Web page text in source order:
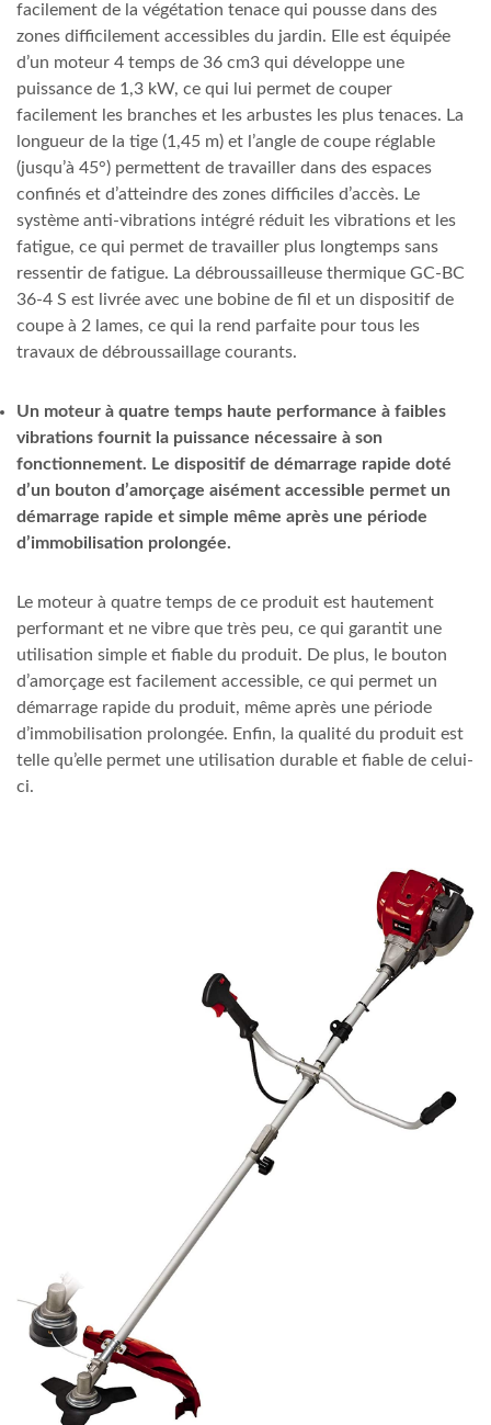
facilement de la végétation tenace qui pousse dans des
zones difficilement accessibles du jardin. Elle est équipée
d’un moteur 4 temps de 36 cm3 qui développe une
puissance de 1,3 kW, ce qui lui permet de couper
facilement les branches et les arbustes les plus tenaces. La
longueur de la tige (1,45 m) et l’angle de coupe réglable
(jusqu’à 45°) permettent de travailler dans des espaces
confinés et d’atteindre des zones difficiles d’accès. Le
système anti-vibrations intégré réduit les vibrations et les
fatigue, ce qui permet de travailler plus longtemps sans
ressentir de fatigue. La débroussailleuse thermique GC-BC
36-4 S est livrée avec une bobine de fil et un dispositif de
coupe à 2 lames, ce qui la rend parfaite pour tous les
travaux de débroussaillage courants.
Un moteur à quatre temps haute performance à faibles
vibrations fournit la puissance nécessaire à son
fonctionnement. Le dispositif de démarrage rapide doté
d’un bouton d’amorçage aisément accessible permet un
démarrage rapide et simple même après une période
d’immobilisation prolongée.
Le moteur à quatre temps de ce produit est hautement
performant et ne vibre que très peu, ce qui garantit une
utilisation simple et fiable du produit. De plus, le bouton
d’amorçage est facilement accessible, ce qui permet un
démarrage rapide du produit, même après une période
d’immobilisation prolongée. Enfin, la qualité du produit est
telle qu’elle permet une utilisation durable et fiable de celui-
ci.